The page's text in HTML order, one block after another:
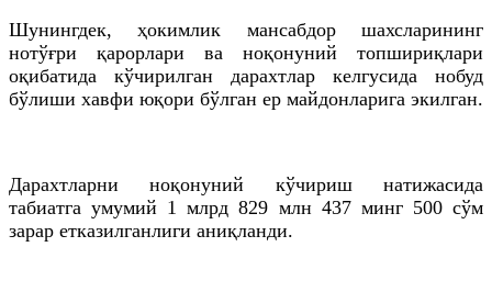
Шунингдек, ҳокимлик мансабдор шахсларининг
нотўғри қарорлари ва ноқонуний топшириқлари
оқибатида кўчирилган дарахтлар келгусида нобуд
бўлиши хавфи юқори бўлган ер майдонларига экилган.
Дарахтларни ноқонуний кўчириш натижасида
табиатга умумий 1 млрд 829 млн 437 минг 500 сўм
зарар етказилганлиги аниқланди.